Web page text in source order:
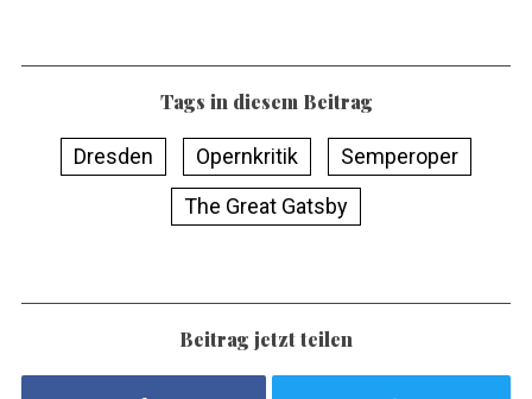
Tags in diesem Beitrag
Dresden Opernkritik
Semperoper
The Great Gatsby
Beitrag jetzt teilen